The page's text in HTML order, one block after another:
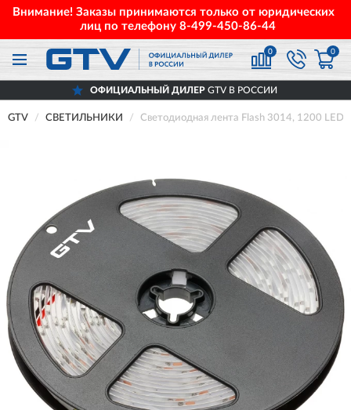
Внимание! Заказы принимаются только от юридических
лиц по телефону 8-499-450-86-44
0 0
ОФИЦИАЛЬНЫЙ ДИЛЕР GTV В РОССИИ
GTV СВЕТИЛЬНИКИ Светодиодная лента Flash 3014, 1200